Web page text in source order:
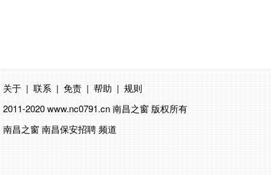
关于 | 联系 | 免责 | 帮助 | 规则
2011-2020 www.nc0791.cn南昌之窗 版权所有
南昌之窗 南昌保安招聘 频道